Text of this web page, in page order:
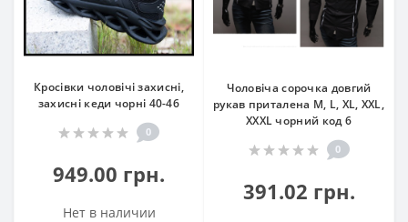
Кросівки чоловічі захисні,
захисні кеди чорні 40-46
0
949.00 грн.
Нет в наличии
Чоловіча сорочка довгий
рукав приталена M, L, XL, XXL,
XXXL чорний код 6
0
391.02 грн.